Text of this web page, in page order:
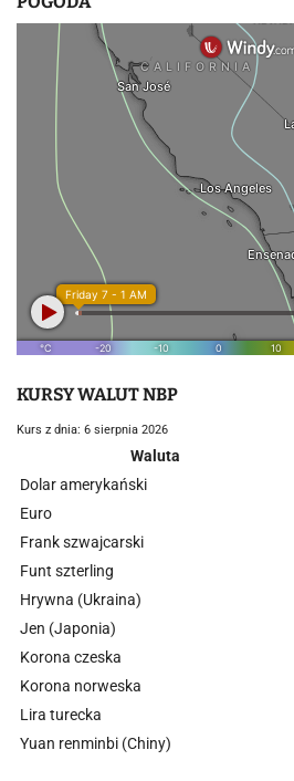
KURSY WALUT NBP
Kurs z dnia: 6 sierpnia 2026
Waluta
Dolar amerykański
Euro
Frank szwajcarski
Funt szterling
Hrywna (Ukraina)
Jen (Japonia)
Korona czeska
Korona norweska
Lira turecka
Yuan renminbi (Chiny)